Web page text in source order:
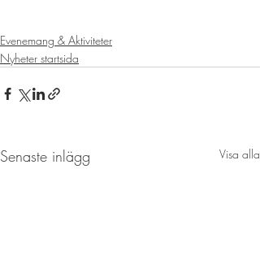
Evenemang & Aktiviteter
Nyheter startsida
Senaste inlägg Visa alla